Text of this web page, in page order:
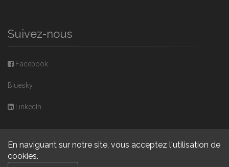
En naviguant sur notre site, vous acceptez l'utilisation de
cookies.
Suivez-nous
Facebook
Bluesky
LinkedIn